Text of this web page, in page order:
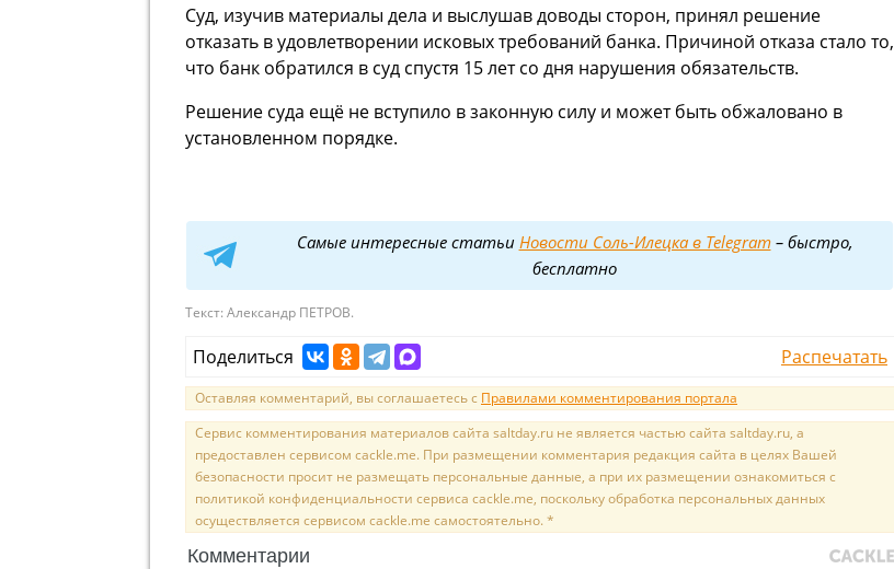
Суд, изучив материалы дела и выслушав доводы сторон, принял решение
отказать в удовлетворении исковых требований банка. Причиной отказа стало то,
что банк обратился в суд спустя 15 лет со дня нарушения обязательств.
Решение суда ещё не вступило в законную силу и может быть обжаловано в
установленном порядке.
Самые интересные статьи Новости Соль-Илецка в Telegram– быстро,
бесплатно
Текст: Александр ПЕТРОВ.
Поделиться Распечатать
Оставляя комментарий, вы соглашаетесь с Правилами комментирования портала
Сервис комментирования материалов сайта saltday.ru не является частью сайта saltday.ru, а
предоставлен сервисом cackle.me. При размещении комментария редакция сайта в целях Вашей
безопасности просит не размещать персональные данные, а при их размещении ознакомиться с
политикой конфиденциальности сервиса cackle.me, поскольку обработка персональных данных
осуществляется сервисом cackle.me самостоятельно. *
Комментарии